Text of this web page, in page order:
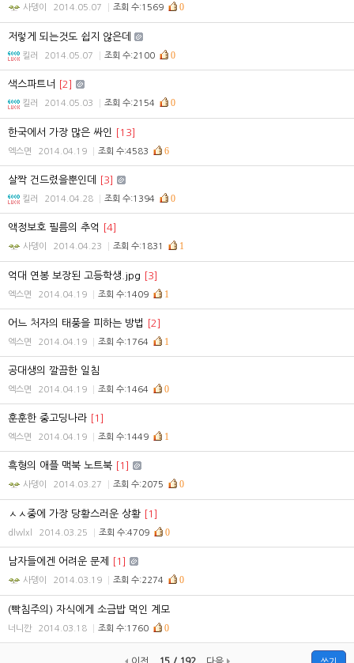
사뎅이 2014.05.07 조회 수:1569 0
저렇게 되는것도 쉽지 않은데
킬러 2014.05.07 조회 수:2100 0
색스파트너 [2]
킬러 2014.05.03 조회 수:2154 0
한국에서 가장 많은 싸인 [13]
엑스면 2014.04.19 조회 수:4583 6
살짝 건드렸을뿐인데 [3]
킬러 2014.04.28 조회 수:1394 0
액정보호 필름의 추억 [4]
사뎅이 2014.04.23 조회 수:1831 1
억대 연봉 보장된 고등학생.jpg [3]
엑스면 2014.04.19 조회 수:1409 1
어느 처자의 태풍을 피하는 방법 [2]
엑스면 2014.04.19 조회 수:1764 1
공대생의 깔끔한 일침
엑스면 2014.04.19 조회 수:1464 0
훈훈한 중고딩나라 [1]
엑스면 2014.04.19 조회 수:1449 1
흑형의 애플 맥북 노트북 [1]
사뎅이 2014.03.27 조회 수:2075 0
ㅅㅅ중에 가장 당황스러운 상황 [1]
dlwlxl 2014.03.25 조회 수:4709 0
남자들에겐 어려운 문제 [1]
사뎅이 2014.03.19 조회 수:2274 0
(빡침주의) 자식에게 소금밥 먹인 계모
너니깐 2014.03.18 조회 수:1760 0